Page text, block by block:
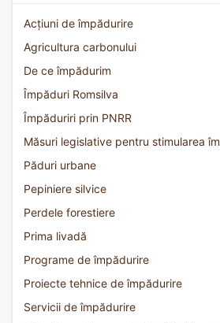
Acțiuni de împădurire
Agricultura carbonului
De ce împădurim
Împăduri Romsilva
Împăduriri prin PNRR
Măsuri legislative pentru stimularea
Păduri urbane
Pepiniere silvice
Perdele forestiere
Prima livadă
Programe de împădurire
Proiecte tehnice de împădurire
Servicii de împădurire